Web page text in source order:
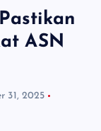
ASN
31, 2025